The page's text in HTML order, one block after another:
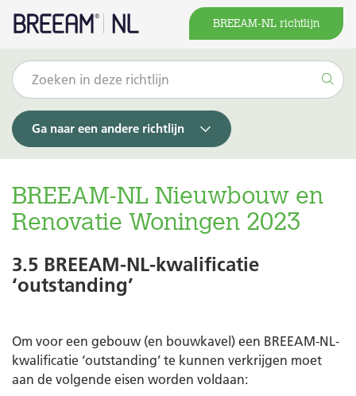
BREEAM-NL richtlijn
Ga naar een andere richtlijn
BREEAM-NL Nieuwbouw en
Renovatie Woningen 2023
3.5 BREEAM-NL-kwalificatie
‘outstanding’
Om voor een gebouw (en bouwkavel) een BREEAM-NL-
kwalificatie ‘outstanding’ te kunnen verkrijgen moet
aan de volgende eisen worden voldaan: